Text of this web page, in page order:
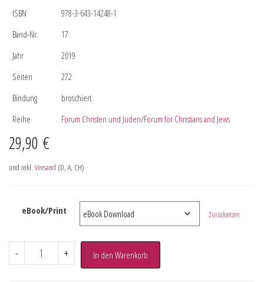
ISBN
978-3-643-14248-1
Band-Nr.
17
Jahr
2019
Seiten
272
Bindung
broschiert
Reihe
Forum Christen und Juden/Forum for Christians and Jews
29,90 €
und inkl. Versand (D, A, CH)
eBook/Print Zurücksetzen
- + In den Warenkorb